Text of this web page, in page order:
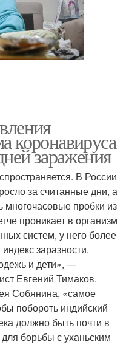
коронавируса
заражения
В России
за считанные дни, а
многочасовые пробки из
проникает в организм
систем, у него более
заразности.
и дети», —
Евгений Тимаков.
Собянина, «самое
побороть индийский
должно быть почти в
борьбы с уханьским